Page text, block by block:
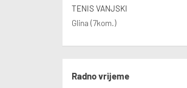
• 1 utendørs padelbane
TENIS VANJSKI
Glina (7kom.)
Radno vrijeme